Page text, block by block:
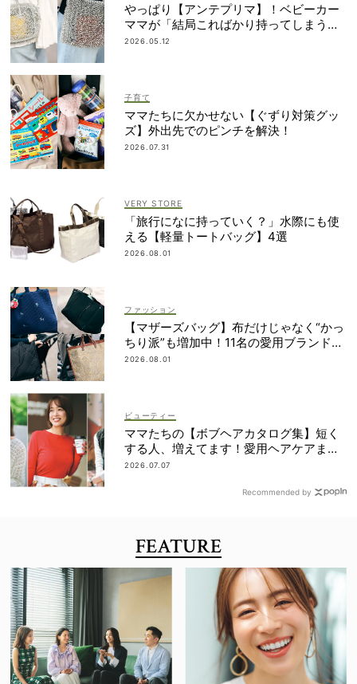
やっぱり【アンテプリマ】！ベビーカー
ママが「結局こればかり持ってしまう」
納得の理由
2026.05.12
子育て
ママたちに欠かせない【ぐずり対策グッ
ズ】外出先でのピンチを解決！
2026.07.31
VERY STORE
「旅行になに持っていく？」水際にも使
える【軽量トートバッグ】4選
2026.08.01
ファッション
【マザーズバッグ】布だけじゃなく“かっ
ちり派”も増加中！11名の愛用ブランド
は？
2026.08.01
ビューティー
ママたちの【ボブヘアカタログ集】短く
する人、増えてます！愛用ヘアケアまで
全部見せ
2026.07.07
Recommended by
FEATURE